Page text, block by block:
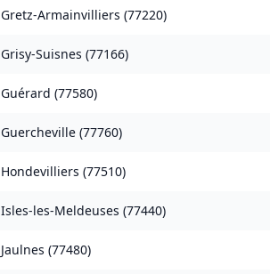
Gretz-Armainvilliers (77220)
Grisy-Suisnes (77166)
Guérard (77580)
Guercheville (77760)
Hondevilliers (77510)
Isles-les-Meldeuses (77440)
Jaulnes (77480)